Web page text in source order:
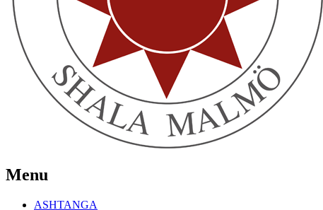
Ashtanga Yoga Shala Malmö
Yoga Malmö
Menu
Skip
ASHTANGA